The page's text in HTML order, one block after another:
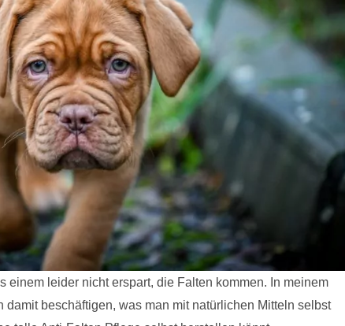
einem leider nicht erspart, die Falten kommen. In meinem
damit beschäftigen, was man mit natürlichen Mitteln selbst